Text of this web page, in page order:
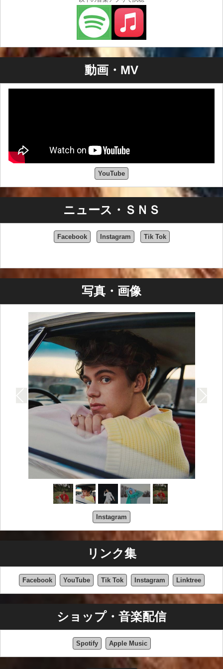
動画・MV
YouTube
ニュース・ＳＮＳ
Facebook Instagram Tik Tok
写真・画像
Instagram
リンク集
Facebook YouTube Tik Tok Instagram Linktree
ショップ・音楽配信
Spotify Apple Music